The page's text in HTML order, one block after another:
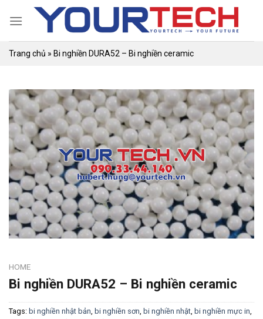
Trang chủ » Bi nghiền DURA52 – Bi nghiền ceramic
HOME
Bi nghiền DURA52 – Bi nghiền ceramic
Tags: bi nghiền nhật bản, bi nghiền sơn, bi nghiền nhật, bi nghiền mực in,